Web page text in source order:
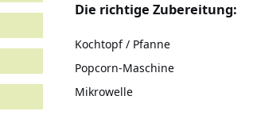
Die richtige Zubereitung:
Kochtopf / Pfanne
Popcorn-Maschine
Mikrowelle